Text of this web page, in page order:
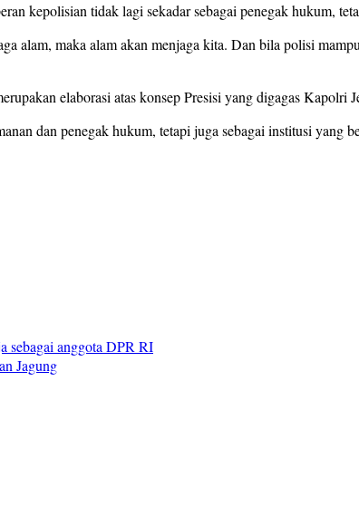
kepolisian tidak lagi sekadar sebagai penegak hukum,
alam, maka alam akan menjaga kita. Dan bila polisi
elaborasi atas konsep Presisi yang digagas Kapolri
dan penegak hukum, tetapi juga sebagai institusi yang
sebagai anggota DPR RI
Jagung